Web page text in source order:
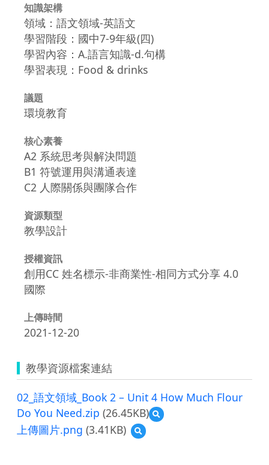
知識架構
領域：語文領域-英語文
學習階段：國中7-9年級(四)
學習內容：A.語言知識-d.句構
學習表現：Food & drinks
議題
環境教育
核心素養
A2 系統思考與解決問題
B1 符號運用與溝通表達
C2 人際關係與團隊合作
資源類型
教學設計
授權資訊
創用CC 姓名標示-非商業性-相同方式分享 4.0
國際
上傳時間
2021-12-20
教學資源檔案連結
02_語文領域_Book 2 – Unit 4 How Much Flour
Do You Need.zip (26.45KB)
預
覽
上傳圖片.png (3.41KB)
預
覽